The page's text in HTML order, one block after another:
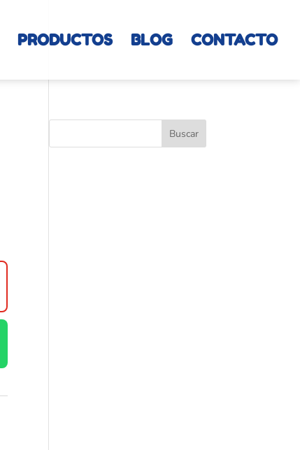
PRODUCTOS BLOG CONTACTO